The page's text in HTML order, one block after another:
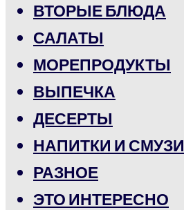
ВТОРЫЕ БЛЮДА
САЛАТЫ
МОРЕПРОДУКТЫ
ВЫПЕЧКА
ДЕСЕРТЫ
НАПИТКИ И СМУЗИ
РАЗНОЕ
ЭТО ИНТЕРЕСНО